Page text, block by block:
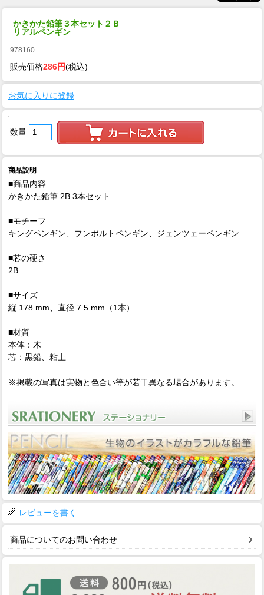
かきかた鉛筆３本セット２Ｂ
リアルペンギン
978160
販売価格286円(税込)
お気に入りに登録
数量
商品説明
■商品内容
かきかた鉛筆 2B 3本セット
■モチーフ
キングペンギン、フンボルトペンギン、ジェンツェーペンギン
■芯の硬さ
2B
■サイズ
縦 178 mm、直径 7.5 mm（1本）
■材質
本体：木
芯：黒鉛、粘土
※掲載の写真は実物と色合い等が若干異なる場合があります。
レビューを書く
商品についてのお問い合わせ